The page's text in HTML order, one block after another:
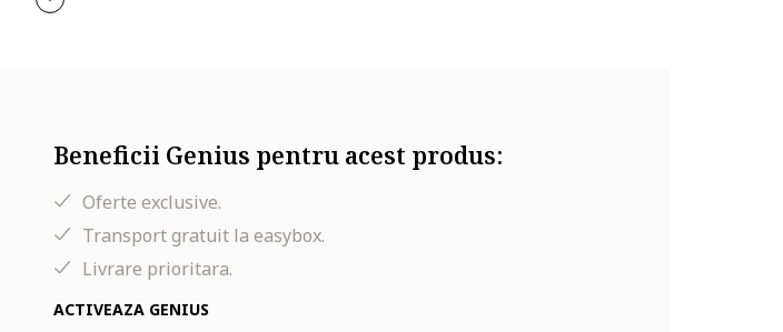
Beneficii Genius pentru acest produs:
Oferte exclusive.
Transport gratuit la easybox.
Livrare prioritara.
ACTIVEAZA GENIUS